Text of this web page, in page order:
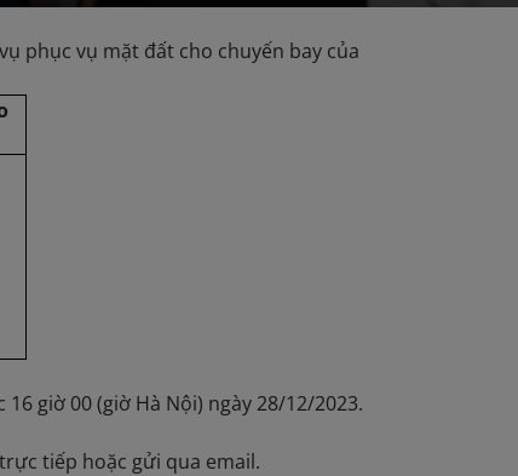
phục vụ mặt đất cho chuyến bay của
giờ 00 (giờ Hà Nội) ngày 28/12/2023.
tiếp hoặc gửi qua email.